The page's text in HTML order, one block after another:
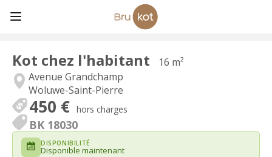
Kot chez l'habitant
16 m²
Avenue Grandchamp
Woluwe-Saint-Pierre
450 € hors charges
BK 18030
DISPONIBILITÉ
Disponible maintenant